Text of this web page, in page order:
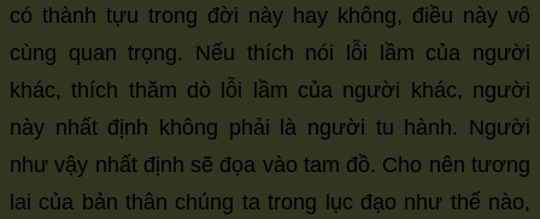
có thành tựu trong đời này hay không, điều này vô
cùng quan trọng. Nếu thích nói lỗi lầm của người
khác, thích thăm dò lỗi lầm của người khác, người
này nhất định không phải là người tu hành. Người
như vậy nhất định sẽ đọa vào tam đồ. Cho nên tương
lai của bản thân chúng ta trong lục đạo như thế nào,